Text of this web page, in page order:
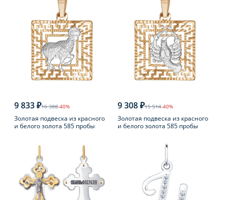
9 833 ₽16 388-40%
Золотая подвеска из красного
и белого золота 585 пробы
9 308 ₽15 514-40%
Золотая подвеска из красного
и белого золота 585 пробы